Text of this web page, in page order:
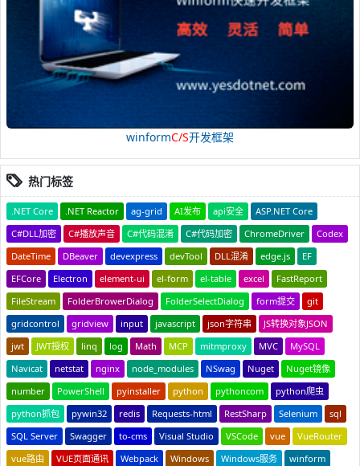
winformC/S开发框架
热门标签
.NET Core .NET Reactor ag-grid AI发布 api安全
ASP.NET Core
C#DLL加密
C#播放声音 C#代码混淆 C#代码加密 ChromeDriver
Codex
DateTime
DBeaver devexpress devTool DLL混淆 edge.js
EF
EFCore
Electron element-ui el-form el-table excel
FastReport
FileStream
FolderBrowerDialog FolderSelectDialog form提交
git
gridcontrol
gridview input javascript json字符串
JS转换对象JSON
jwt
JWT授权 linq log Math MCP mitmproxy MVC
MySQL
Navicat
netstat nginx node_modules NSwag Nuget
Nuget镜像
number
PowerShell pyinstaller python pythoncom
python爬虫
python抓包
pywin32 redis Requests-html RestSharp Selenium
sql
SQL Server
Swagger to-cms Visual Studio VSCode vue
VueRouter
vue路由
VUE页面通讯 Webpack Windows Windows服务
winform